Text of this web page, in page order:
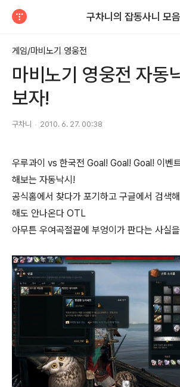
구차니의 잡동사니 모음
게임/마비노기 영웅전
마비노기 영웅전 자동
보자!
구차니 2010. 6. 27. 00:38
우루과이 vs 한국전 Goal! Goal! Goal! 이벤
해보는 자동낙시!
공식홈에서 찾다가 포기하고 구글에서 검색
해도 안나온다 OTL
아무튼 우여곡절끝에 부엉이가 판다는 사실